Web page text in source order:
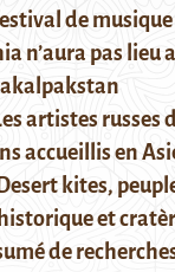
de
n’aura pas lieu
artistes russes
accueillis en
kites,
et
de